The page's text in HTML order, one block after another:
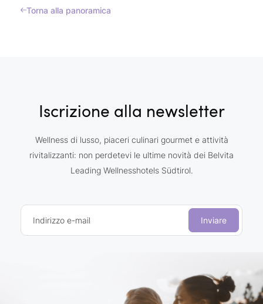
Torna alla panoramica
Iscrizione alla newsletter
Wellness di lusso, piaceri culinari gourmet e attività
rivitalizzanti: non perdetevi le ultime novità dei Belvita
Leading Wellnesshotels Südtirol.
Indirizzo e-mail Inviare